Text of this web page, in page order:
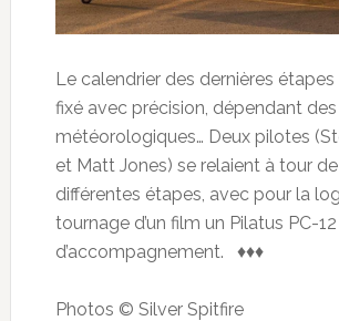
Le calendrier des dernières étapes
fixé avec précision, dépendant
météorologiques… Deux pilotes
et Matt Jones) se relaient à tour
différentes étapes, avec pour la
tournage d’un film un Pilatus PC-12
d’accompagnement. ♦♦♦
Photos © Silver Spitfire